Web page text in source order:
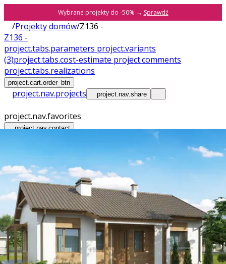
Wybrane projekty do -50% → Sprawdź
/Projekty domów/Z136 -
Z136 -
project.tabs.parameters project.variants
(3)project.tabs.cost-estimate project.comments
project.tabs.realizations
project.cart.order_btn
project.nav.projects project.nav.share
project.nav.favorites
project.nav.contact